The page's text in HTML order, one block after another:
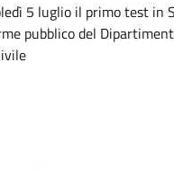
5 luglio il primo test in
pubblico del